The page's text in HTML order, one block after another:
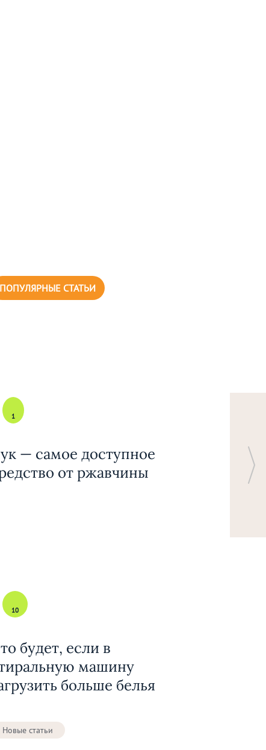
ПОПУЛЯРНЫЕ СТАТЬИ
1
— самое доступное
от ржавчины
10
будет, если в
машину
больше белья
Новые статьи